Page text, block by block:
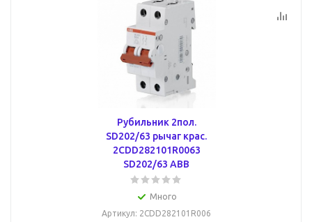
Рубильник 2пол.
SD202/63 рычаг крас.
2CDD282101R0063
SD202/63 ABB
Много
Артикул: 2CDD282101R006